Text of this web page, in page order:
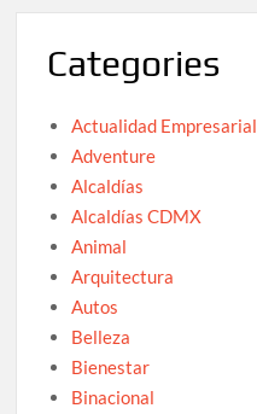
Categories
Actualidad Empresarial
Adventure
Alcaldías
Alcaldías CDMX
Animal
Arquitectura
Autos
Belleza
Bienestar
Binacional